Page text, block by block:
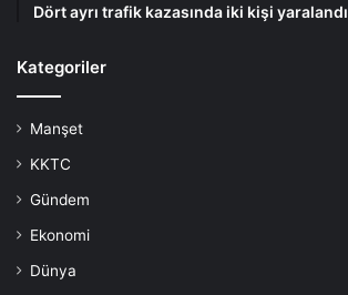
Dört ayrı trafik kazasında iki kişi yaralandı
Kategoriler
Manşet
KKTC
Gündem
Ekonomi
Dünya